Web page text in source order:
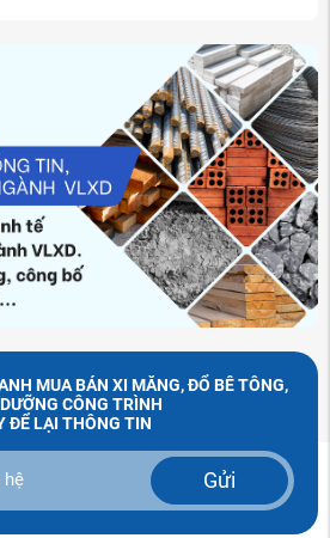
MUA BÁN XI MĂNG, ĐỔ BÊ TÔNG,
CÔNG TRÌNH
ĐỂ LẠI THÔNG TIN
Gửi